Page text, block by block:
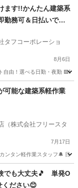
ます!!かんたん建築系
勤務可＆日払いでス
タフコーポレーショ
8月6日
自由！選べる日勤・夜勤
可能な建築系軽作業
（株式会社フリースタ
7月17日
ンタン軽作業スタッフ🔔 日
でも大丈夫🎵 単発O
ください😊